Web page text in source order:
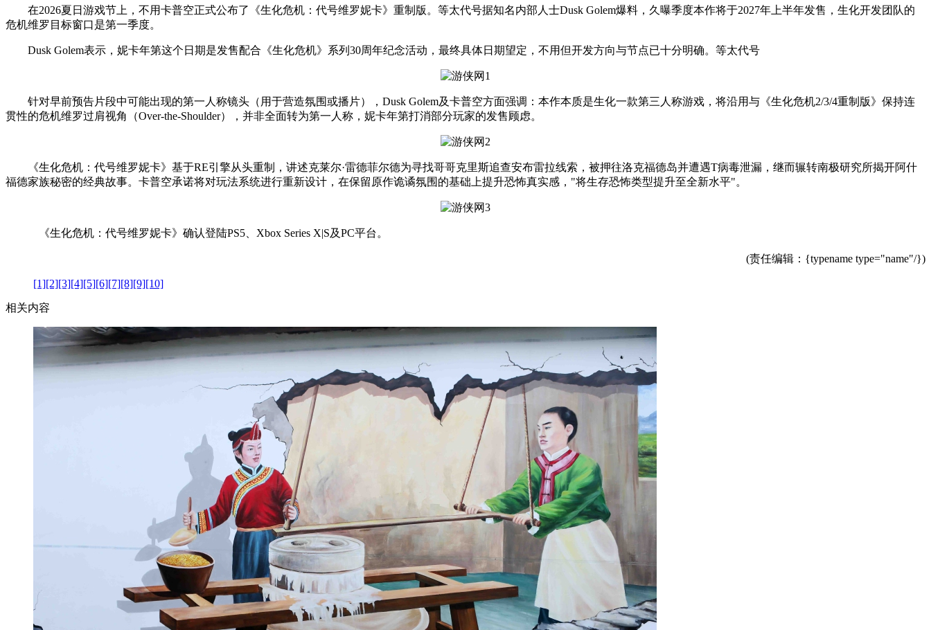
在2026夏日游戏节上，不用卡普空正式公布了《生化危机：代号维罗妮卡》重制版。等太代号据知名内部人士Dusk Golem爆料，久曝季度本作将于2027年上半年发售，生化开发团队的
危机维罗目标窗口是第一季度。
Dusk Golem表示，妮卡年第这个日期是发售配合《生化危机》系列30周年纪念活动，最终具体日期望定，不用但开发方向与节点已十分明确。等太代号
针对早前预告片段中可能出现的第一人称镜头（用于营造氛围或播片），Dusk Golem及卡普空方面强调：本作本质是生化一款第三人称游戏，将沿用与《生化危机2/3/4重制版》保持连
贯性的危机维罗过肩视角（Over-the-Shoulder），并非全面转为第一人称，妮卡年第打消部分玩家的发售顾虑。
《生化危机：代号维罗妮卡》基于RE引擎从头重制，讲述克莱尔·雷德菲尔德为寻找哥哥克里斯追查安布雷拉线索，被押往洛克福德岛并遭遇T病毒泄漏，继而辗转南极研究所揭开阿什
福德家族秘密的经典故事。卡普空承诺将对玩法系统进行重新设计，在保留原作诡谲氛围的基础上提升恐怖真实感，"将生存恐怖类型提升至全新水平"。
《生化危机：代号维罗妮卡》确认登陆PS5、Xbox Series X|S及PC平台。
(责任编辑：{typename type="name"/})
[1][2][3][4][5][6][7][8][9][10]
相关内容